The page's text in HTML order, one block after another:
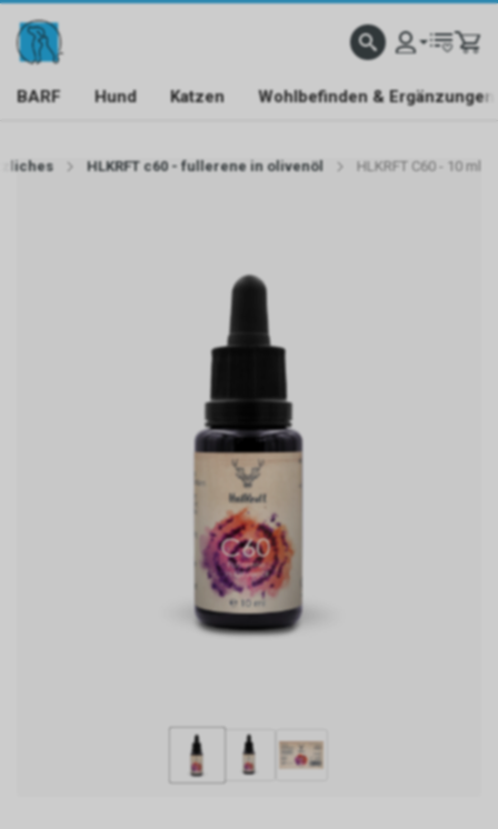
BARF Hund Katzen Wohlbefinden & Ergänzungen
HLKRFT c60 - fullerene in olivenöl HLKRFT C60 - 10 ml